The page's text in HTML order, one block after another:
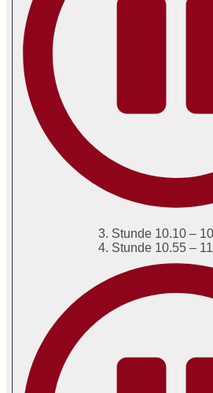
3. Stunde 10.10 –
4. Stunde 10.55 –